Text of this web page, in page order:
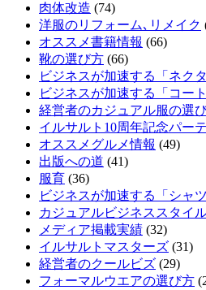
肉体改造 (74)
洋服のリフォーム､リメイク
オススメ書籍情報 (66)
靴の選び方 (66)
ビジネスが加速する「ネクタ
ビジネスが加速する「コート
経営者のカジュアル服の選
イルサルト10周年記念パー
オススメグルメ情報 (49)
出版への道 (41)
服育 (36)
ビジネスが加速する「シャツ
カジュアルビジネススタイ
メディア掲載実績 (32)
イルサルトマスターズ (31)
経営者のクールビズ (29)
フォーマルウエアの選び方